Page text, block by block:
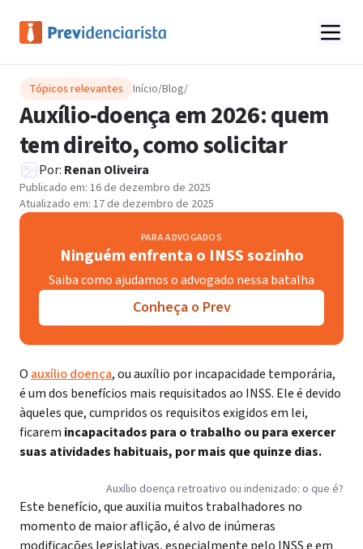
Tópicos relevantes Início/Blog/
Auxílio-doença em 2026: quem
tem direito, como solicitar
Por: Renan Oliveira
Publicado em: 16 de dezembro de 2025
Atualizado em: 17 de dezembro de 2025
PARA ADVOGADOS
Ninguém enfrenta o INSS sozinho
Saiba como ajudamos o advogado nessa batalha
Conheça o Prev
O auxílio doença, ou auxílio por incapacidade temporária,
é um dos benefícios mais requisitados ao INSS. Ele é devido
àqueles que, cumpridos os requisitos exigidos em lei,
ficarem incapacitados para o trabalho ou para exercer
suas atividades habituais, por mais que quinze dias.
Auxílio doença retroativo ou indenizado: o que é?
Este benefício, que auxilia muitos trabalhadores no
momento de maior aflição, é alvo de inúmeras